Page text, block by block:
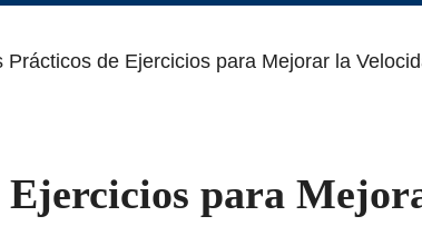
Prácticos de Ejercicios para Mejorar la
Ejercicios para